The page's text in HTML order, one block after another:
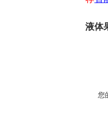
液体
您